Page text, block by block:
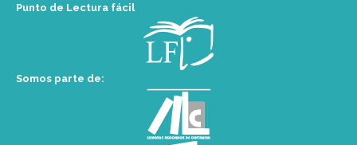
Punto de Lectura fácil
Somos parte de: